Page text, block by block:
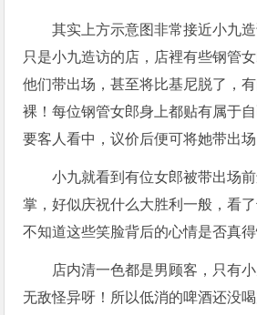
其实上方示意图非常接近小九造
只是小九造访的店，店裡有些钢管
他们带出场，甚至将比基尼脱了，
裸！每位钢管女郎身上都贴有属于
要客人看中，议价后便可将她带出场
小九就看到有位女郎被带出场
掌，好似庆祝什么大胜利一般，看了
不知道这些笑脸背后的心情是否真得
店内清一色都是男顾客，只有
无敌怪异呀！所以低消的啤酒还没